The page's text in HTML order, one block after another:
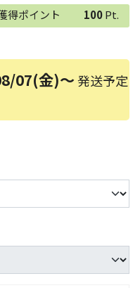
得ポイント 100Pt.
07(金)～発送予定